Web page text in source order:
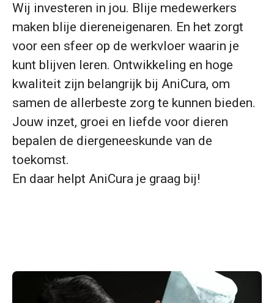
Wij investeren in jou. Blije medewerkers
maken blije diereneigenaren. En het zorgt
voor een sfeer op de werkvloer waarin je
kunt blijven leren. Ontwikkeling en hoge
kwaliteit zijn belangrijk bij AniCura, om
samen de allerbeste zorg te kunnen bieden.
Jouw inzet, groei en liefde voor dieren
bepalen de diergeneeskunde van de
toekomst.
En daar helpt AniCura je graag bij!